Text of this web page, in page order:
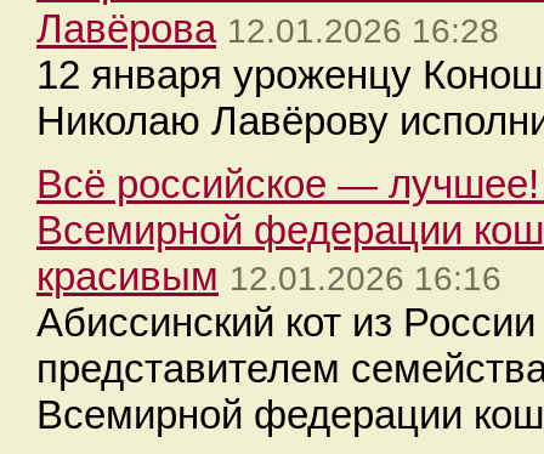
Лавёрова 12.01.2026 16:28
12 января уроженцу
Николаю Лавёрову
Всё российское —
Всемирной федерации
красивым 12.01.2026 16:16
Абиссинский кот из
представителем
Всемирной федерации